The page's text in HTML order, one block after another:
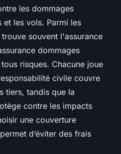
les dommages
et les vols. Parmi les
souvent l'assurance
dommages
risques. Chacune joue
civile couvre
tiers, tandis que la
contre les impacts
une couverture
d’éviter des frais